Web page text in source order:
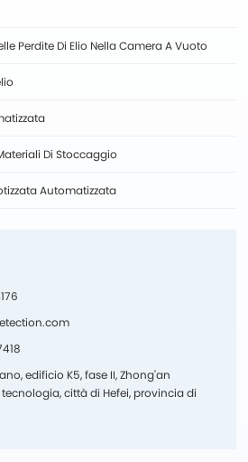
Perdite Di Elio Nella Camera A Vuoto
Di Stoccaggio
Automatizzata
edificio K5, fase II, Zhong'an
città di Hefei, provincia di